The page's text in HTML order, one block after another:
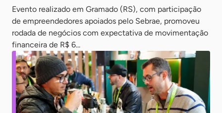
Evento realizado em Gramado (RS), com participação
de empreendedores apoiados pelo Sebrae, promoveu
rodada de negócios com expectativa de movimentação
financeira de R$ 6...